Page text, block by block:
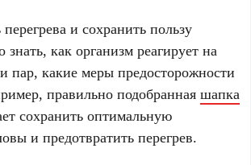
и сохранить пользу
как организм реагирует на
пар, какие меры предосторожности
правильно подобраннаяшапка
сохранить оптимальную
и предотвратить перегрев.